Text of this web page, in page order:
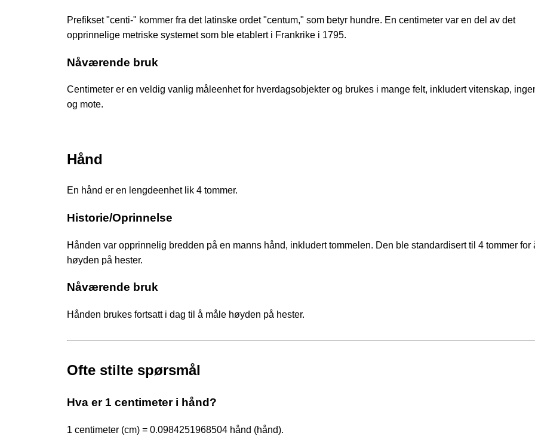
Prefikset "centi-" kommer fra det latinske ordet "centum," som betyr hundre. En centimeter var en del av det
opprinnelige metriske systemet som ble etablert i Frankrike i 1795.
Nåværende bruk
Centimeter er en veldig vanlig måleenhet for hverdagsobjekter og brukes i mange felt, inkludert vitenskap,
og mote.
Hånd
En hånd er en lengdeenhet lik 4 tommer.
Historie/Oprinnelse
Hånden var opprinnelig bredden på en manns hånd, inkludert tommelen. Den ble standardisert til 4 tommer for
høyden på hester.
Nåværende bruk
Hånden brukes fortsatt i dag til å måle høyden på hester.
Ofte stilte spørsmål
Hva er 1 centimeter i hånd?
1 centimeter (cm) = 0.0984251968504 hånd (hånd).